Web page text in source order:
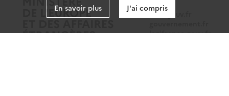
data.gouv.fr
legifrance.gouv.fr
En savoir plus J'ai compris